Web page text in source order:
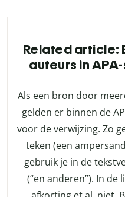
Related article:
auteurs in
Als een bron door
gelden er binnen de
voor de verwijzing. Zo
teken (een
gebruik je in de
(“en anderen”). In